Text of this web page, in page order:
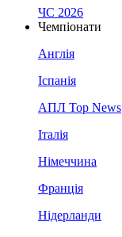
ЧС 2026
Чемпіонати
Англія
Іспанія
АПЛ Top News
Італія
Німеччина
Франція
Нідерланди